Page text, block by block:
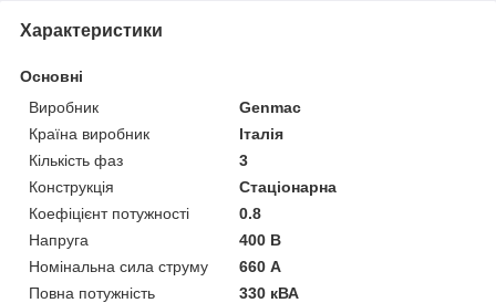
Характеристики
Основні
Виробник
Genmac
Країна виробник
Італія
Кількість фаз
3
Конструкція
Стаціонарна
Коефіцієнт потужності
0.8
Напруга
400 В
Номінальна сила струму
660 А
Повна потужність
330 кВА